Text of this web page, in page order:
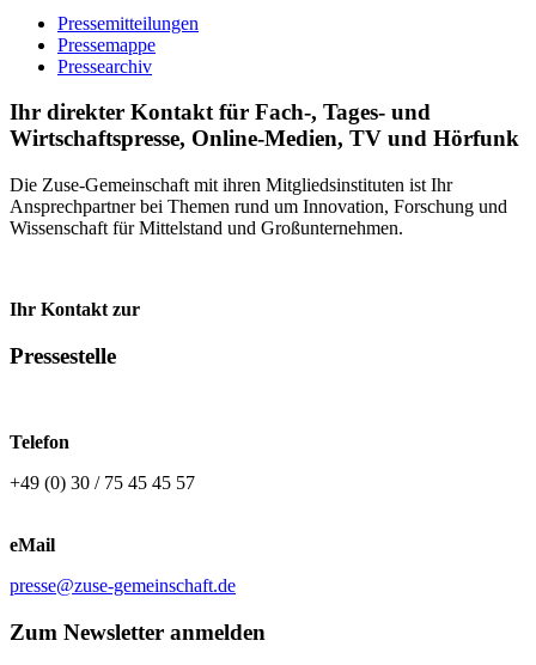
Pressemitteilungen
Pressemappe
Pressearchiv
Ihr direkter Kontakt für Fach-, Tages- und
Wirtschaftspresse, Online-Medien, TV und Hörfunk
Die Zuse-Gemeinschaft mit ihren Mitgliedsinstituten ist Ihr
Ansprechpartner bei Themen rund um Innovation, Forschung und
Wissenschaft für Mittelstand und Großunternehmen.
Ihr Kontakt zur
Pressestelle
Telefon
+49 (0) 30 / 75 45 45 57
eMail
presse@zuse-gemeinschaft.de
Zum Newsletter anmelden